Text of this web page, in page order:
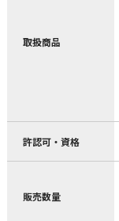
取扱商品
許認可・資格
販売数量